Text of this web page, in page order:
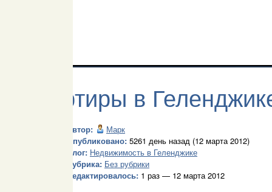
Квартиры в
Автор:
Марк
Опубликовано: 5261 день назад (12 марта 2012)
Блог: Недвижимость в Геленджике
Рубрика: Без рубрики
Редактировалось: 1 раз — 12 марта 2012